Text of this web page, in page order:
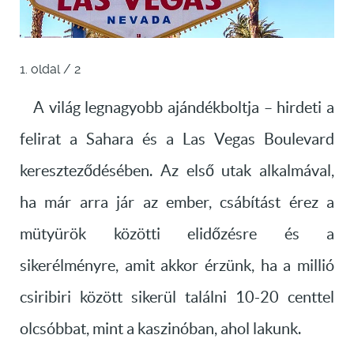
1. oldal / 2
A világ legnagyobb ajándékboltja – hirdeti a
felirat a Sahara és a Las Vegas Boulevard
kereszteződésében. Az első utak alkalmával,
ha már arra jár az ember, csábítást érez a
mütyürök közötti elidőzésre és a
sikerélményre, amit akkor érzünk, ha a millió
csiribiri között sikerül találni 10-20 centtel
olcsóbbat, mint a kaszinóban, ahol lakunk.